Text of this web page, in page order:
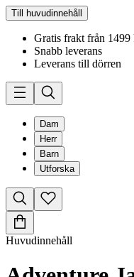
Till huvudinnehåll
Gratis frakt från 1499
Snabb leverans
Leverans till dörren
Dam
Herr
Barn
Utforska
Huvudinnehåll